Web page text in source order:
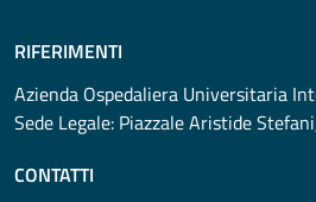
RIFERIMENTI
Azienda Ospedaliera Universitaria
Sede Legale: Piazzale Aristide
CONTATTI